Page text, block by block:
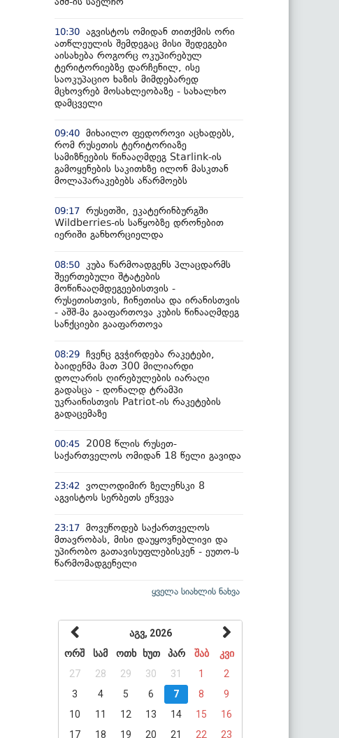
10:30 აგვისტოს ომიდან თითქმის ორი
ათწლეულის შემდეგაც მისი შედეგები
აისახება როგორც ოკუპირებულ
ტერიტორიებზე დარჩენილ, ისე
საოკუპაციო ხაზის მიმდებარედ
მცხოვრებ მოსახლეობაზე - სახალხო
დამცველი
09:40 მიხაილო ფედოროვი აცხადებს,
რომ რუსეთის ტერიტორიაზე
სამიზნეების წინააღმდეგ Starlink-ის
გამოყენების საკითხზე ილონ მასკთან
მოლაპარაკებებს აწარმოებს
09:17 რუსეთში, ეკატერინბურგში
Wildberries-ის საწყობზე დრონებით
იერიში განხორციელდა
08:50 კუბა წარმოადგენს პლაცდარმს
შეერთებული შტატების
მოწინააღმდეგეებისთვის -
რუსეთისთვის, ჩინეთისა და ირანისთვის
- აშშ-მა გააფართოვა კუბის წინააღმდეგ
სანქციები გააფართოვა
08:29 ჩვენც გვჭირდება რაკეტები,
ბაიდენმა მათ 300 მილიარდი
დოლარის ღირებულების იარაღი
გადასცა - დონალდ ტრამპი
უკრაინისთვის Patriot-ის რაკეტების
გადაცემაზე
00:45
2008 წლის რუსეთ-
საქართველოს ომიდან 18 წელი გავიდა
23:42
ვოლოდიმირ ზელენსკი 8
აგვისტოს სერბეთს ეწვევა
23:17 მოვუწოდებ საქართველოს
მთავრობას, მისი დაუყოვნებლივი და
უპირობო გათავისუფლებისკენ - ეუთო-ს
წარმომადგენელი
ყველა სიახლის ნახვა
აგვ, 2026
ორშ
სამ ოთხ ხუთ პარ შაბ
კვი
27
28 29 30 31 1
2
3
4 5 6 7 8
9
10
11 12 13 14 15
16
17
18 19 20 21 22
23